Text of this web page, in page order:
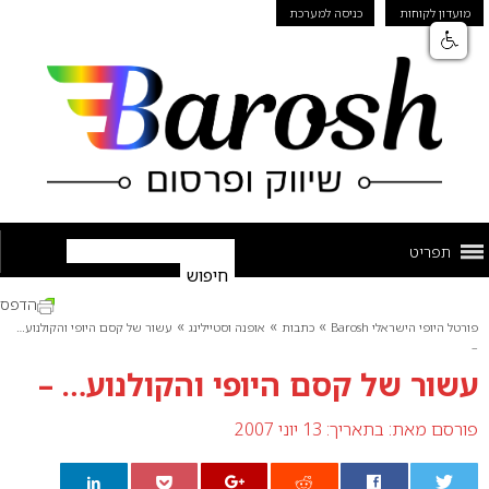
מועדון לקוחות כניסה למערכת
תפריט
פורטל היופי הישראלי Barosh » כתבות » אופנה וסטיילינג » עשור של קסם היופי והקולנוע…
–
עשור של קסם היופי והקולנוע… –
פורסם מאת: בתאריך: 13 יוני 2007
הדפס